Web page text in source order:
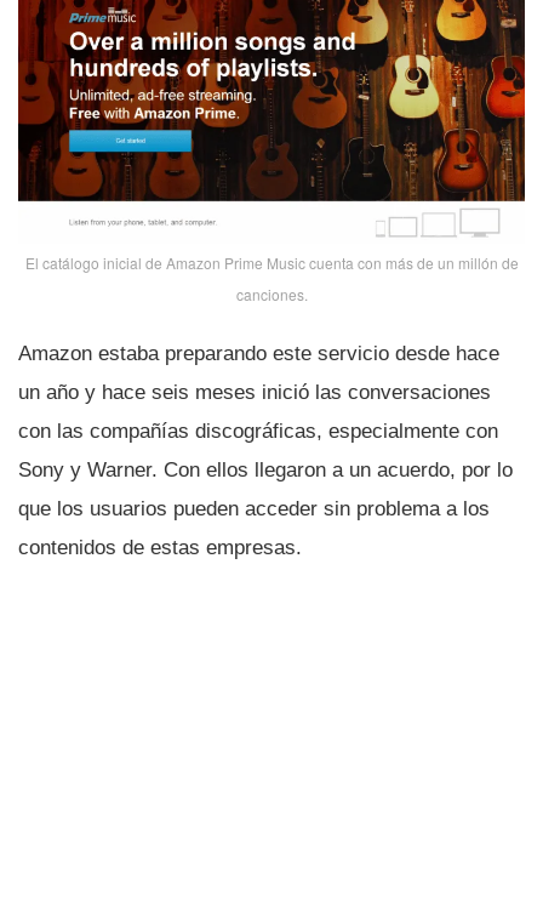
El catálogo inicial de Amazon Prime Music cuenta con más de un millón de
canciones.
Amazon estaba preparando este servicio desde hace
un año y hace seis meses inició las conversaciones
con las compañí­as discográficas, especialmente con
Sony y Warner. Con ellos llegaron a un acuerdo, por lo
que los usuarios pueden acceder sin problema a los
contenidos de estas empresas.